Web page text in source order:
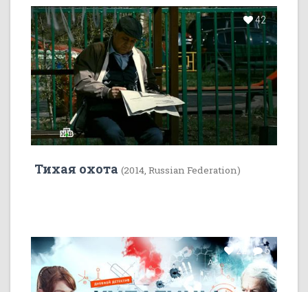
42
Тихая охота (2014, Russian Federation)
22 5